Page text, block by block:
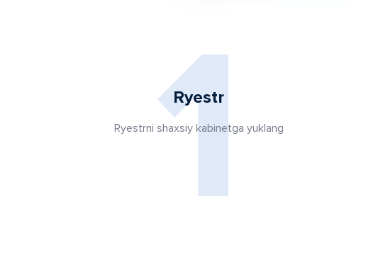
1
Ryestr
Ryestrni shaxsiy kabinetga yuklang